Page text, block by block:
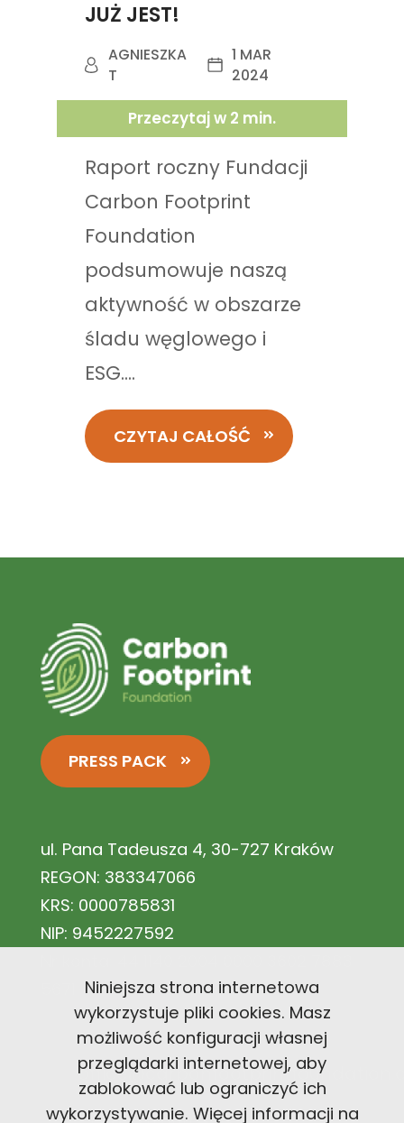
Niniejsza strona internetowa
wykorzystuje pliki cookies. Masz
możliwość konfiguracji własnej
przeglądarki internetowej, aby
zablokować lub ograniczyć ich
wykorzystywanie. Więcej informacji na
JUŻ JEST!
AGNIESZKA
T
1 MAR
2024
Przeczytaj w 2 min.
Raport roczny Fundacji
Carbon Footprint
Foundation
podsumowuje naszą
aktywność w obszarze
śladu węglowego i
ESG....
CZYTAJ CAŁOŚĆ
PRESS PACK
ul. Pana Tadeusza 4, 30-727 Kraków
REGON: 383347066
KRS: 0000785831
NIP: 9452227592